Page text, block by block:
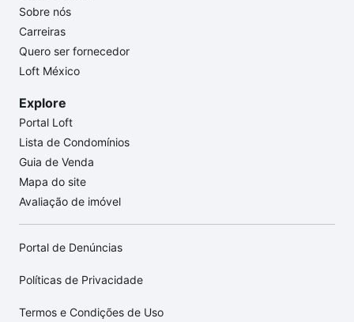
Sobre nós
Carreiras
Quero ser fornecedor
Loft México
Explore
Portal Loft
Lista de Condomínios
Guia de Venda
Mapa do site
Avaliação de imóvel
Portal de Denúncias
Políticas de Privacidade
Termos e Condições de Uso